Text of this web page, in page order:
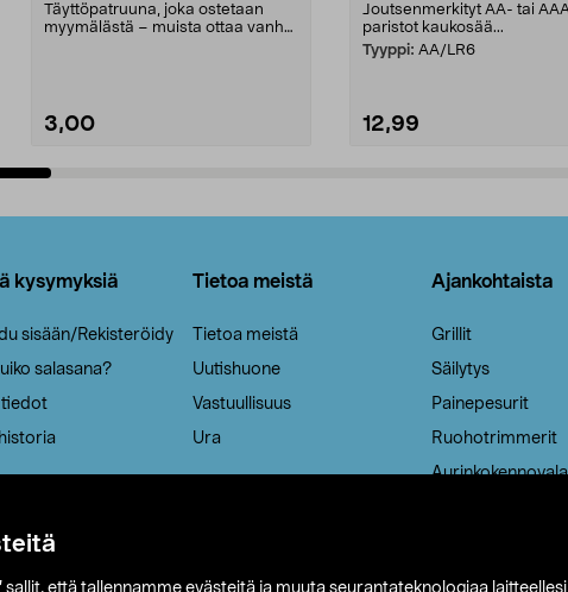
sallit, että tallennamme evästeitä ja muuta seurantateknologiaa laitteellesi
Täyttöpatruuna, joka ostetaan
myymälästä – muista ottaa vanha
3,00
Joutsenmerkityt AA- tai
paristot kaukosää...
Tyyppi: AA/LR6
12,99
kysymyksiä
sisään/Rekisteröidy
salasana?
Tietoa meistä
Tietoa meistä
Uutishuone
Vastuullisuus
Ura
Ajankohtaista
Grillit
Säilytys
Painepesurit
Ruohotrimmerit